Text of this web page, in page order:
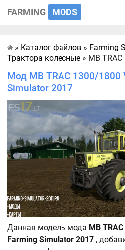
FARMING MODS
Главная
» Каталог файлов » Farming
Трактора колесные » MB
Мод MB TRAC 1300/1800
Simulator 2017
Данная модель мода MB
Farming Simulator 2017 ,